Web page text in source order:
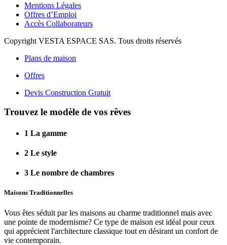
Mentions Légales
Offres d’Emploi
Accès Collaborateurs
Copyright VESTA ESPACE SAS. Tous droits réservés
Plans de maison
Offres
Devis Construction Gratuit
Trouvez le modèle de vos rêves
1 La gamme
2 Le style
3 Le nombre de chambres
Maisons Traditionnelles
Vous êtes séduit par les maisons au charme traditionnel mais avec
une pointe de modernisme? Ce type de maison est idéal pour ceux
qui apprécient l'architecture classique tout en désirant un confort de
vie contemporain.